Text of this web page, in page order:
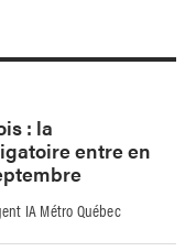
: la
entre en
IA Métro Québec